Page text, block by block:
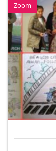
Zoom